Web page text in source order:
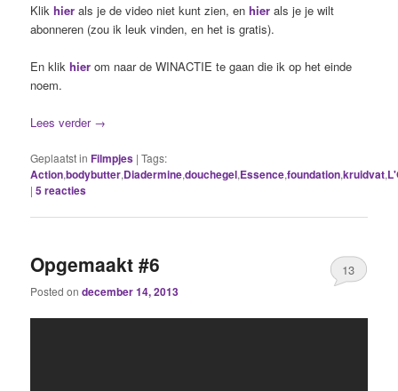
Klikhier als je de video niet kunt zien, enhier als je je wilt
abonneren (zou ik leuk vinden, en het is gratis).
En klikhier om naar de WINACTIE te gaan die ik op het einde
noem.
Lees verder →
Geplaatst in Filmpjes |Tags:
Action,bodybutter,Diadermine,douchegel,Essence,foundation,kruidvat,
|5reacties
Opgemaakt #6
Posted ondecember 14, 2013
13